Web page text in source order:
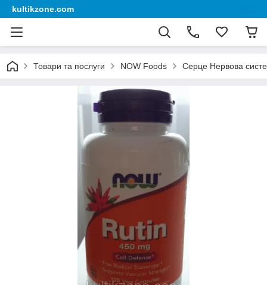
kultikzone.com
Товари та послуги NOW Foods Серце Нервова